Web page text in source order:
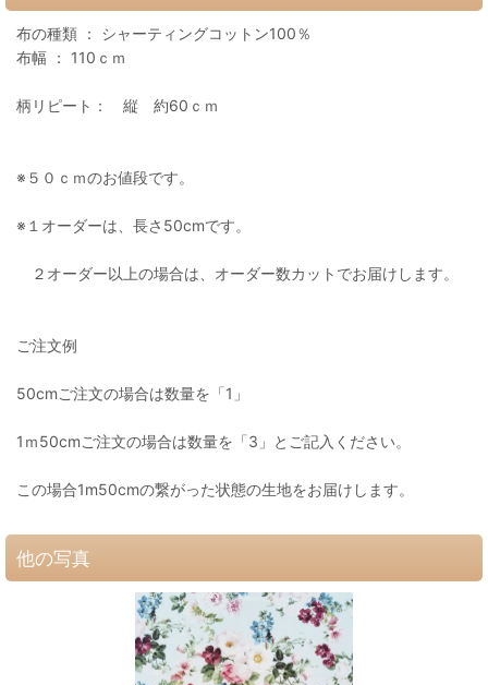
布の種類 ： シャーティングコットン100％
布幅 ： 110ｃｍ
柄リピート： 縦 約60ｃｍ
※５０ｃｍのお値段です。
※１オーダーは、長さ50cmです。
２オーダー以上の場合は、オーダー数カットでお届けします。
ご注文例
50cmご注文の場合は数量を「1」
1ｍ50cmご注文の場合は数量を「3」とご記入ください。
この場合1m50cmの繋がった状態の生地をお届けします。
他の写真